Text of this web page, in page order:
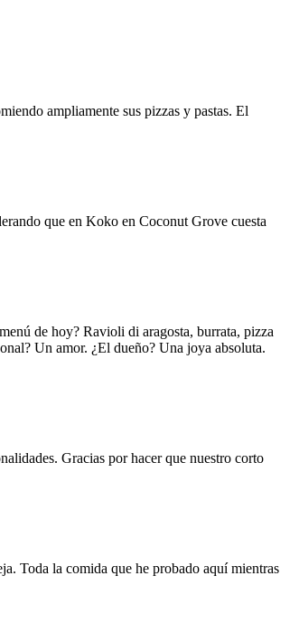
ampliamente sus pizzas y pastas. El
que en Koko en Coconut Grove cuesta
de hoy? Ravioli di aragosta, burrata, pizza
Un amor. ¿El dueño? Una joya absoluta.
Gracias por hacer que nuestro corto
Toda la comida que he probado aquí mientras